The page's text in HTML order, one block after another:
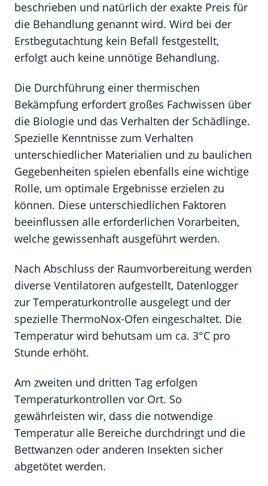
beschrieben und natürlich der exakte Preis für
die Behandlung genannt wird. Wird bei der
Erstbegutachtung kein Befall festgestellt,
erfolgt auch keine unnötige Behandlung.
Die Durchführung einer thermischen
Bekämpfung erfordert großes Fachwissen über
die Biologie und das Verhalten der Schädlinge.
Spezielle Kenntnisse zum Verhalten
unterschiedlicher Materialien und zu baulichen
Gegebenheiten spielen ebenfalls eine wichtige
Rolle, um optimale Ergebnisse erzielen zu
können. Diese unterschiedlichen Faktoren
beeinflussen alle erforderlichen Vorarbeiten,
welche gewissenhaft ausgeführt werden.
Nach Abschluss der Raumvorbereitung werden
diverse Ventilatoren aufgestellt, Datenlogger
zur Temperaturkontrolle ausgelegt und der
spezielle ThermoNox-Ofen eingeschaltet. Die
Temperatur wird behutsam um ca. 3°C pro
Stunde erhöht.
Am zweiten und dritten Tag erfolgen
Temperaturkontrollen vor Ort. So
gewährleisten wir, dass die notwendige
Temperatur alle Bereiche durchdringt und die
Bettwanzen oder anderen Insekten sicher
abgetötet werden.